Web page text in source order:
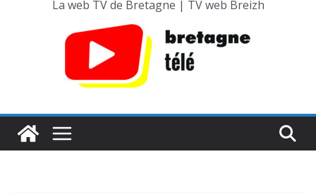
La web TV de Bretagne | TV web Breizh